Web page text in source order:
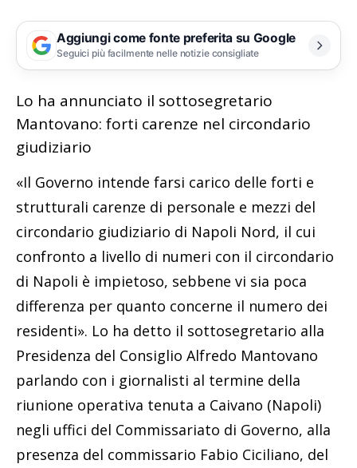
Aggiungi come fonte preferita su Google
Seguici più facilmente nelle notizie consigliate
Lo ha annunciato il sottosegretario
Mantovano: forti carenze nel circondario
giudiziario
«Il Governo intende farsi carico delle forti e
strutturali carenze di personale e mezzi del
circondario giudiziario di Napoli Nord, il cui
confronto a livello di numeri con il circondario
di Napoli è impietoso, sebbene vi sia poca
differenza per quanto concerne il numero dei
residenti». Lo ha detto il sottosegretario alla
Presidenza del Consiglio Alfredo Mantovano
parlando con i giornalisti al termine della
riunione operativa tenuta a Caivano (Napoli)
negli uffici del Commissariato di Governo, alla
presenza del commissario Fabio Ciciliano, del